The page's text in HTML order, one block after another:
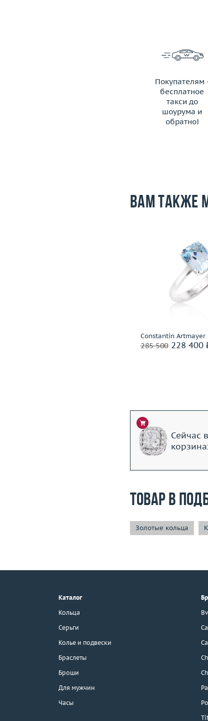
г. Москва, Тихвинский пер., д. 7,
3D-тур по шоуруму
Покупателям
бесплатное
такси до
шоурума и
обратно!
ЗАКАЗАТЬ
Вам также
Constantin Artmayer
285 500228 400
Материал
Сейчас в
Товар в
Золотые кольца
Каталог
Кольца
Серьги
Колье и подвески
Браслеты
Броши
Для мужчин
Часы